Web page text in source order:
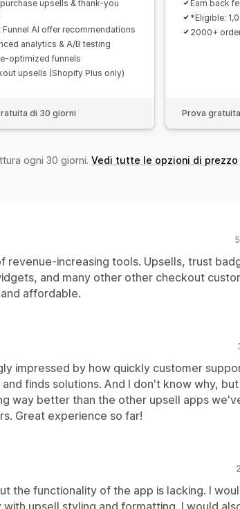
upsells & thank-you
Funnel AI offer recommendations
analytics & A/B testing
optimized funnels
upsells (Shopify Plus only)
di 30 giorni
Earn back
*Eligible:
2000+
Prova
ogni 30 giorni. Vedi tutte le opzioni di prezzo
revenue-increasing tools. Upsells, trust
and many other other checkout
affordable.
impressed by how quickly customer
finds solutions. And I don't know why,
way better than the other upsell apps
Great experience so far!
the functionality of the app is lacking. I
upsell styling and formatting. I would